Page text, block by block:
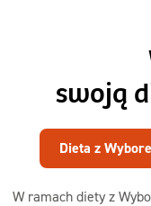
swoją
W ramach diety z
Dieta z